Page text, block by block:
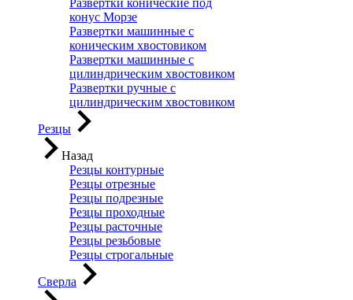
Развертки конические под
конус Морзе
Развертки машинные с
коническим хвостовиком
Развертки машинные с
цилиндрическим хвостовиком
Развертки ручные с
цилиндрическим хвостовиком
Резцы
Назад
Резцы контурные
Резцы отрезные
Резцы подрезные
Резцы проходные
Резцы расточные
Резцы резьбовые
Резцы строгальные
Сверла